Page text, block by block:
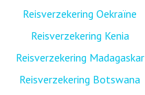
Reisverzekering Oekraïne
Reisverzekering Kenia
Reisverzekering Madagaskar
Reisverzekering Botswana